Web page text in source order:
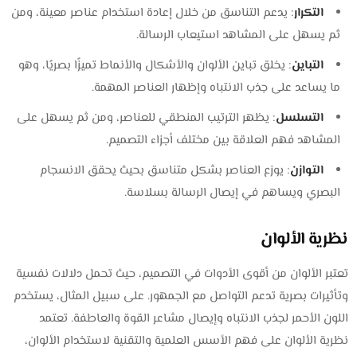
التكرار: يدعم التناسق من خلال إعادة استخدام عناصر معينة، ومن
ثم يسهل على المشاهد استيعاب الرسالة.
التباين: يخلق تباين الألوان والأشكال والأنماط تميزًا بصريًا، وهو
ما يساعد على جذب الانتباه وإظهار العناصر المهمة.
التسلسل: يظهر الترتيب المنطقي للعناصر، ومن ثم يسهل على
المشاهد فهم العلاقة بين مختلف أجزاء التصميم.
التوازن: يوزع العناصر بشكل متناسق بحيث يحقق الانسجام
البصري ويساهم في إيصال الرسالة بسلاسة.
نظرية الألوان
تعتبر الألوان من أقوى الأدوات في التصميم، حيث تحمل دلالات نفسية
وتأثيرات بصرية تدعم التواصل مع الجمهور. على سبيل المثال، يستخدم
اللون الأحمر لجذب الانتباه وإيصال مشاعر القوة والعاطفة. تعتمد
نظرية الألوان على فهم الأسس العلمية والتقنية لاستخدام الألوان،